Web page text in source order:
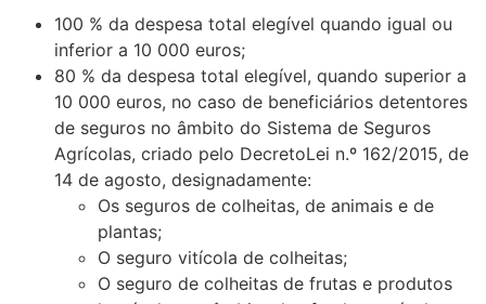
100 % da despesa total elegível quando igual ou
inferior a 10 000 euros;
80 % da despesa total elegível, quando superior a
10 000 euros, no caso de beneficiários detentores
de seguros no âmbito do Sistema de Seguros
Agrícolas, criado pelo DecretoLei n.º 162/2015, de
14 de agosto, designadamente:
Os seguros de colheitas, de animais e de
plantas;
O seguro vitícola de colheitas;
O seguro de colheitas de frutas e produtos